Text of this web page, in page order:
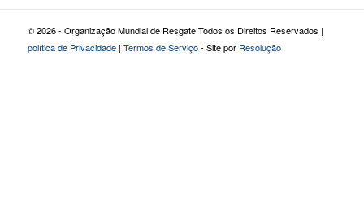
© 2026 - Organização Mundial de Resgate Todos os Direitos Reservados |
política de Privacidade| Termos de Serviço- Site por Resolução